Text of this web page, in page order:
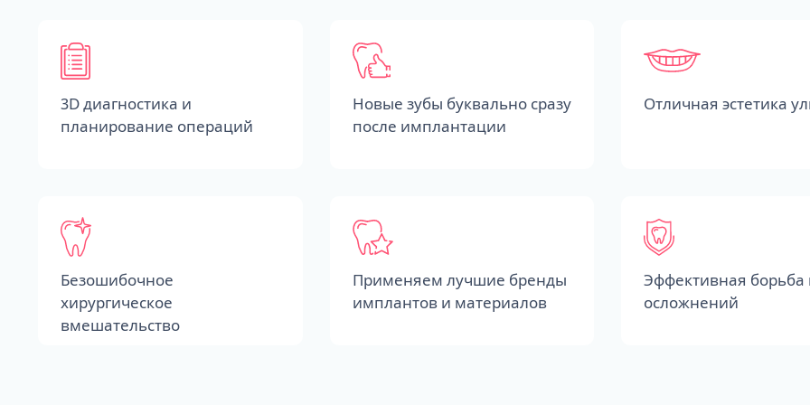
3D диагностика и
планирование операций
Новые зубы буквально сразу
после имплантации
Отличная эстетика
Безошибочное
хирургическое
вмешательство
Применяем лучшие бренды
имплантов и материалов
Эффективная борьба
осложнений